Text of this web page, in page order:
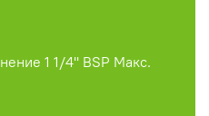
1 1/4'' BSP Макс.